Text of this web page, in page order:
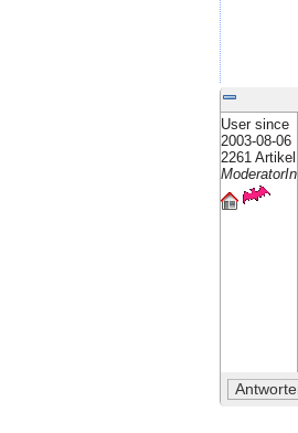
User since
2003-08-06
2261 Artikel
ModeratorIn